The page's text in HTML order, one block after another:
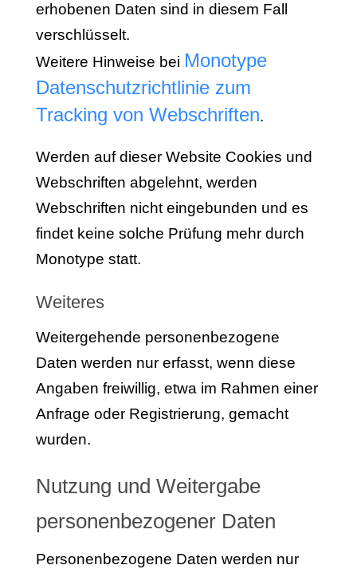
erhobenen Daten sind in diesem Fall
verschlüsselt.
Weitere Hinweise bei Monotype
Datenschutzrichtlinie zum
Tracking von Webschriften.
Werden auf dieser Website Cookies und
Webschriften abgelehnt, werden
Webschriften nicht eingebunden und es
findet keine solche Prüfung mehr durch
Monotype statt.
Weiteres
Weitergehende personenbezogene
Daten werden nur erfasst, wenn diese
Angaben freiwillig, etwa im Rahmen einer
Anfrage oder Registrierung, gemacht
wurden.
Nutzung und Weitergabe
personenbezogener Daten
Personenbezogene Daten werden nur